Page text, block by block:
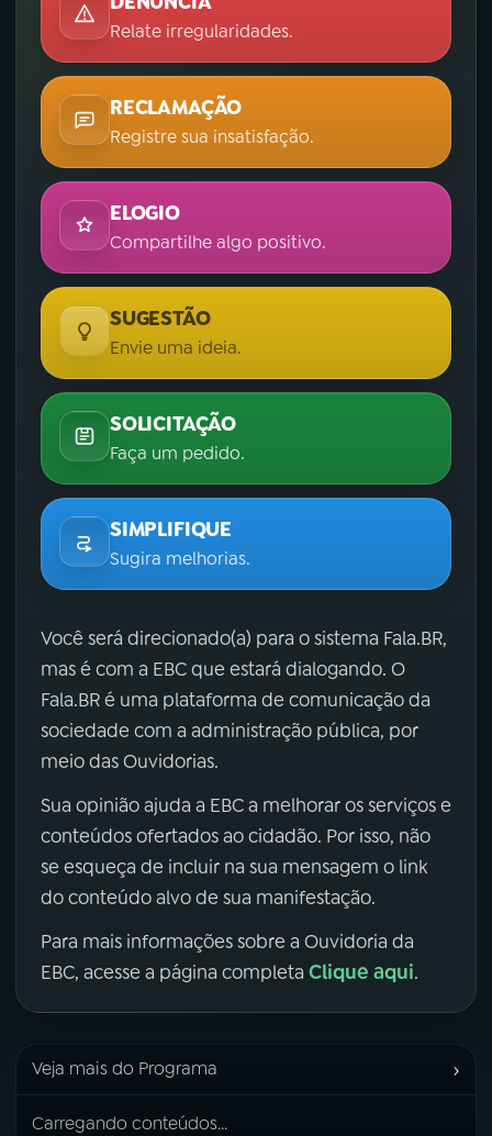
Relate irregularidades.
RECLAMAÇÃO
Registre sua insatisfação.
ELOGIO
Compartilhe algo positivo.
SUGESTÃO
Envie uma ideia.
SOLICITAÇÃO
Faça um pedido.
SIMPLIFIQUE
Sugira melhorias.
Você será direcionado(a) para o sistema Fala.BR,
mas é com a EBC que estará dialogando. O
Fala.BR é uma plataforma de comunicação da
sociedade com a administração pública, por
meio das Ouvidorias.
Sua opinião ajuda a EBC a melhorar os serviços e
conteúdos ofertados ao cidadão. Por isso, não
se esqueça de incluir na sua mensagem o link
do conteúdo alvo de sua manifestação.
Para mais informações sobre a Ouvidoria da
EBC, acesse a página completa Clique aqui.
Veja mais do Programa ›
Carregando conteúdos...